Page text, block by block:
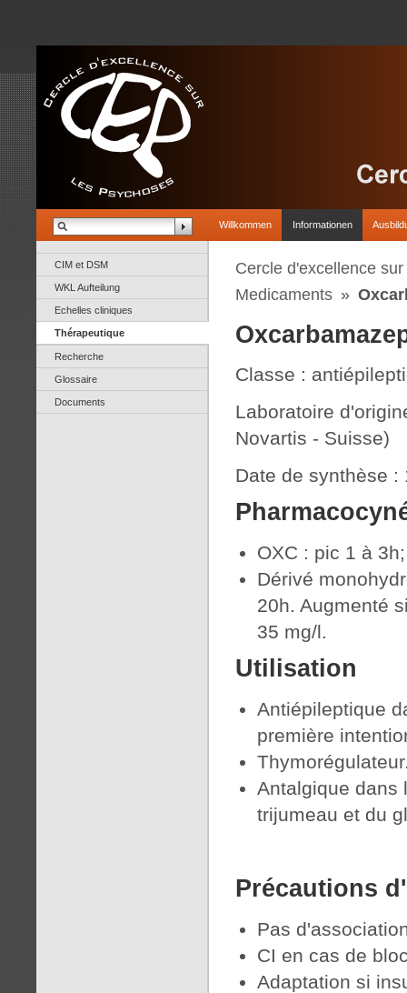
Willkommen Informationen
CIM et DSM
WKL Aufteilung
Echelles cliniques
Thérapeutique
Recherche
Glossaire
Documents
Cercle d'excellence
Medicaments »
Classe :
Laboratoire
Novartis - Suisse)
Date de synthèse :
OXC : pic 1 à
Dérivé
20h. Augmenté
35 mg/l.
Utilisation
Antiépileptique
première
Antalgique dans
trijumeau et du
Précautions
Pas
CI en cas de
Adaptation si